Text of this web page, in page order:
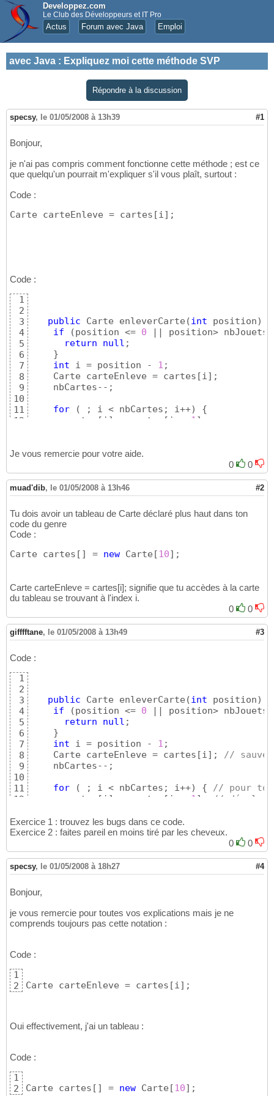
Developpez.com
Le Club des Développeurs et IT Pro
Actus Forum avec Java Emploi
avec Java : Expliquez moi cette méthode SVP
Répondre à la discussion
specsy, le 01/05/2008 à 13h39 #1
Bonjour,
je n'ai pas compris comment fonctionne cette méthode ; est ce
que quelqu'un pourrait m'expliquer s'il vous plaît, surtout :
Code :
Carte carteEnleve = cartes [i] ;
Code :
1
2
3
4
5
6
7
8
9
10
11
12
15
public Carte enleverCarte (int position)
if
(position <= 0 || position> nbJouets
return
null ;
}
int i = position - 1 ;
    Carte carteEnleve = cartes
[i] ;
    nbCartes--;
for
( ; i < nbCartes; i++)
{
      cartes
[ i ] = cartes [ i + 1 ]
}
Je vous remercie pour votre aide.
0
0
muad'dib, le 01/05/2008 à 13h46 #2
Tu dois avoir un tableau de Carte déclaré plus haut dans ton
code du genre
Code :
Carte cartes [ ] = new Carte [10] ;
Carte carteEnleve = cartes[i]; signifie que tu accèdes à la carte
du tableau se trouvant à l'index i.
0
0
gifffftane, le 01/05/2008 à 13h49 #3
Code :
1
2
3
4
5
6
7
8
9
10
11
12
14
15
public Carte enleverCarte (int position)
if
(position <= 0 || position> nbJouets
return
null ;
}
int i = position - 1 ;
    Carte carteEnleve = cartes
[i] ; //
    nbCartes--;
for
( ; i < nbCartes; i++) {
// pour
      cartes
[ i ] = cartes [ i + 1 ]
// décaler
return carteEnleve; // renvoi de la
}
Exercice 1 : trouvez les bugs dans ce code.
Exercice 2 : faites pareil en moins tiré par les cheveux.
0
0
specsy, le 01/05/2008 à 18h27 #4
Bonjour,
je vous remercie pour toutes vos explications mais je ne
comprends toujours pas cette notation :
Code :
1
2
Carte carteEnleve = cartes [i] ;
Oui effectivement, j'ai un tableau :
Code :
1
2
Carte cartes [ ] = new Carte [10] ;